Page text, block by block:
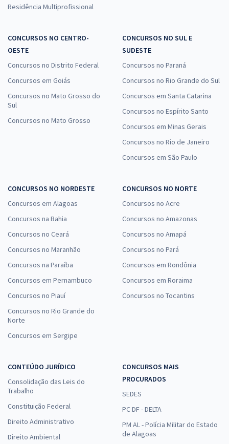
Residência Multiprofissional
CONCURSOS NO CENTRO-
OESTE
Concursos no Distrito Federal
Concursos em Goiás
Concursos no Mato Grosso do
Sul
Concursos no Mato Grosso
CONCURSOS NO SUL E
SUDESTE
Concursos no Paraná
Concursos no Rio Grande do Sul
Concursos em Santa Catarina
Concursos no Espírito Santo
Concursos em Minas Gerais
Concursos no Rio de Janeiro
Concursos em São Paulo
CONCURSOS NO NORDESTE
Concursos em Alagoas
Concursos na Bahia
Concursos no Ceará
Concursos no Maranhão
Concursos na Paraíba
Concursos em Pernambuco
Concursos no Piauí
Concursos no Rio Grande do
Norte
Concursos em Sergipe
CONCURSOS NO NORTE
Concursos no Acre
Concursos no Amazonas
Concursos no Amapá
Concursos no Pará
Concursos em Rondônia
Concursos em Roraima
Concursos no Tocantins
CONTEÚDO JURÍDICO
Consolidação das Leis do
Trabalho
Constituição Federal
Direito Administrativo
Direito Ambiental
CONCURSOS MAIS
PROCURADOS
SEDES
PC DF - DELTA
PM AL - Polícia Militar do Estado
de Alagoas